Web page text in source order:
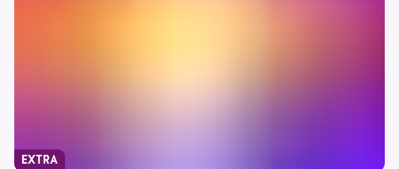
EXTRA